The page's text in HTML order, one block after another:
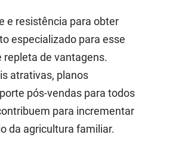
e resistência para obter
especializado para esse
de vantagens.
atrativas, planos
pós-vendas para todos
para incrementar
da agricultura familiar.